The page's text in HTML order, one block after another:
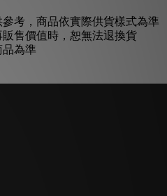
考，商品依實際供貨樣式為準
售價值時，恕無法退換貨
品為準